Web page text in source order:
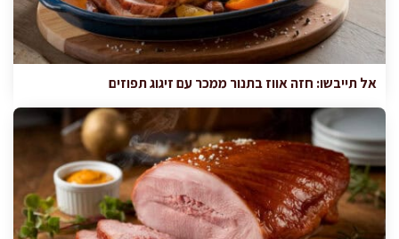
אל תייבשו: חזה אווז בתנור ממכר עם זיגוג תפוזים